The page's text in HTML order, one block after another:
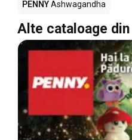
PENNYAshwagandha
Alte cataloage